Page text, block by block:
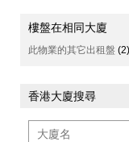
樓盤在相同大廈
此物業的其它出租盤 (2)
香港大廈搜尋